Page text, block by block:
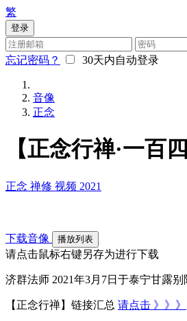
繁
登录
忘记密码？ 30天内自动登录
音像
正念
【正念行禅·一百
正念 禅修 视频 2021
下载音像 播放列表
请点击鼠标右键另存为进行下载
济群法师 2021年3月7日于泰宁甘露
【正念行禅】链接汇总 请点击 》》》